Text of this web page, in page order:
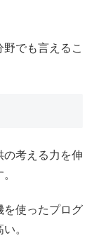
でも言えるこ
の考える力を伸
を使ったプログ
。